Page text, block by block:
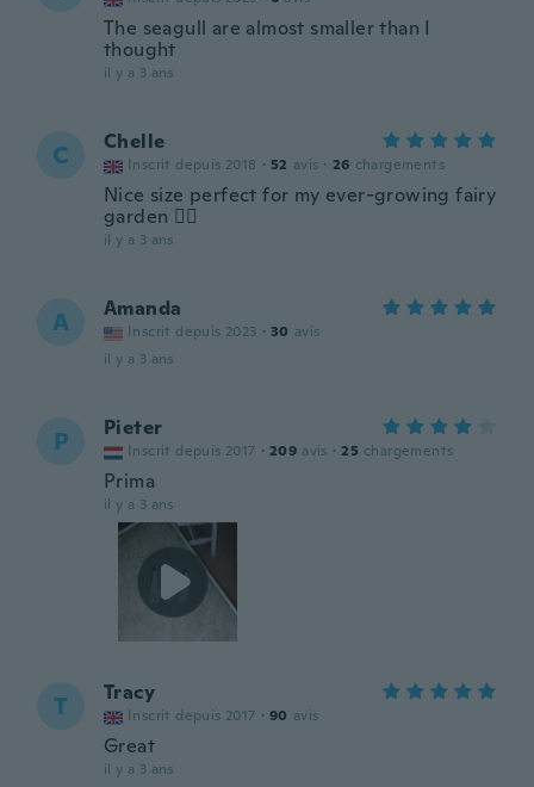
The seagull are almost smaller than I
thought
il y a 3 ans
C Chelle
Inscrit depuis 2018 · 52 avis · 26 chargements
Nice size perfect for my ever-growing fairy
garden 🧚‍♂️
il y a 3 ans
A Amanda
Inscrit depuis 2023 · 30 avis
il y a 3 ans
P Pieter
Inscrit depuis 2017 · 209 avis · 25 chargements
Prima
il y a 3 ans
T Tracy
Inscrit depuis 2017 · 90 avis
Great
il y a 3 ans